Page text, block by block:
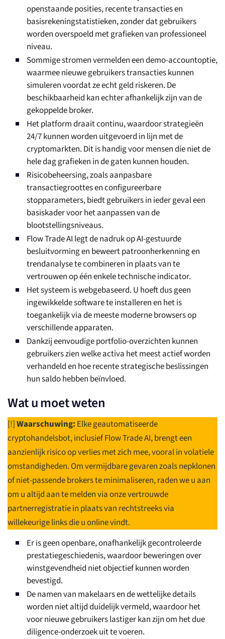
openstaande posities, recente transacties en
basisrekeningstatistieken, zonder dat gebruikers
worden overspoeld met grafieken van professioneel
niveau.
Sommige stromen vermelden een demo-accountoptie,
waarmee nieuwe gebruikers transacties kunnen
simuleren voordat ze echt geld riskeren. De
beschikbaarheid kan echter afhankelijk zijn van de
gekoppelde broker.
Het platform draait continu, waardoor strategieën
24/7 kunnen worden uitgevoerd in lijn met de
cryptomarkten. Dit is handig voor mensen die niet de
hele dag grafieken in de gaten kunnen houden.
Risicobeheersing, zoals aanpasbare
transactiegroottes en configureerbare
stopparameters, biedt gebruikers in ieder geval een
basiskader voor het aanpassen van de
blootstellingsniveaus.
Flow Trade AI legt de nadruk op AI-gestuurde
besluitvorming en beweert patroonherkenning en
trendanalyse te combineren in plaats van te
vertrouwen op één enkele technische indicator.
Het systeem is webgebaseerd. U hoeft dus geen
ingewikkelde software te installeren en het is
toegankelijk via de meeste moderne browsers op
verschillende apparaten.
Dankzij eenvoudige portfolio-overzichten kunnen
gebruikers zien welke activa het meest actief worden
verhandeld en hoe recente strategische beslissingen
hun saldo hebben beïnvloed.
Wat u moet weten
[!]Waarschuwing: Elke geautomatiseerde
cryptohandelsbot, inclusief Flow Trade AI, brengt een
aanzienlijk risico op verlies met zich mee, vooral in volatiele
omstandigheden. Om vermijdbare gevaren zoals nepklonen
of niet-passende brokers te minimaliseren, raden we u aan
om u altijd aan te melden via onze vertrouwde
partnerregistratie in plaats van rechtstreeks via
willekeurige links die u online vindt.
Er is geen openbare, onafhankelijk gecontroleerde
prestatiegeschiedenis, waardoor beweringen over
winstgevendheid niet objectief kunnen worden
bevestigd.
De namen van makelaars en de wettelijke details
worden niet altijd duidelijk vermeld, waardoor het
voor nieuwe gebruikers lastiger kan zijn om het due
diligence-onderzoek uit te voeren.